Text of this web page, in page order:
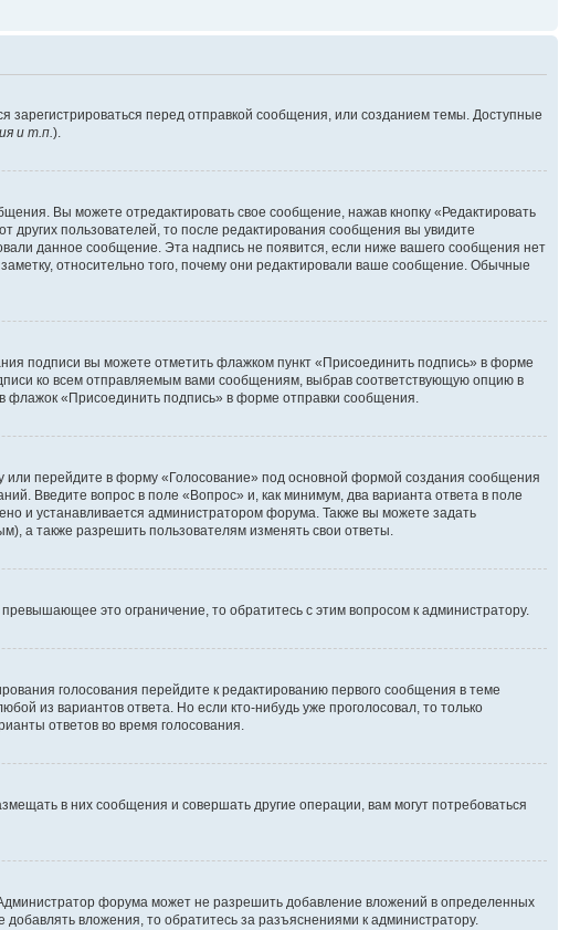
перед отправкой сообщения, или созданием темы. Доступные
и т.п. ).
Вы можете отредактировать свое сообщение, нажав кнопку «Редактировать
пользователей, то после редактирования сообщения вы увидите
данное сообщение. Эта надпись не появится, если ниже вашего сообщения нет
относительно того, почему они редактировали ваше сообщение. Обычные
подписи вы можете отметить флажком пункт «Присоединить подпись» в форме
ко всем отправляемым вами сообщениям, выбрав соответствующую опцию в
«Присоединить подпись» в форме отправки сообщения.
перейдите в форму «Голосование» под основной формой создания сообщения
Введите вопрос в поле «Вопрос» и, как минимум, два варианта ответа в поле
и устанавливается администратором форума. Также вы можете задать
а также разрешить пользователям изменять свои ответы.
это ограничение, то обратитесь с этим вопросом к администратору.
голосования перейдите к редактированию первого сообщения в теме
из вариантов ответа. Но если кто-нибудь уже проголосовал, то только
ответов во время голосования.
в них сообщения и совершать другие операции, вам могут потребоваться
форума может не разрешить добавление вложений в определенных
вложения, то обратитесь за разъяснениями к администратору.